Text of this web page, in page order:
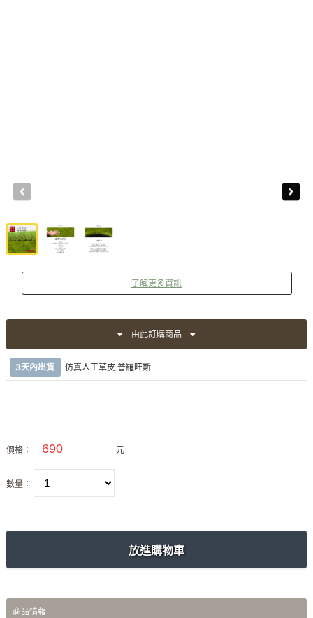
了解更多資訊
由此訂購商品
3天內出貨 仿真人工草皮 普羅旺斯
價格： 元
數量：
商品情報